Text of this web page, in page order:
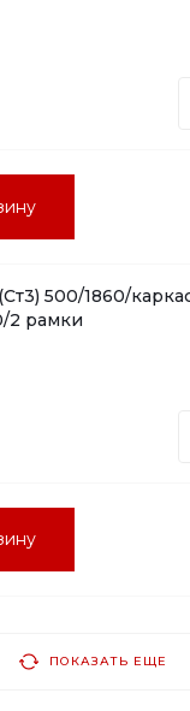
500/1860/
2 рамки
ПОКАЗАТЬ ЕЩЕ